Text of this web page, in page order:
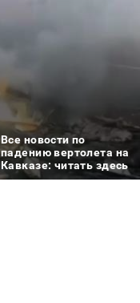
Все новости по
падению вертолета на
Кавказе: читать здесь